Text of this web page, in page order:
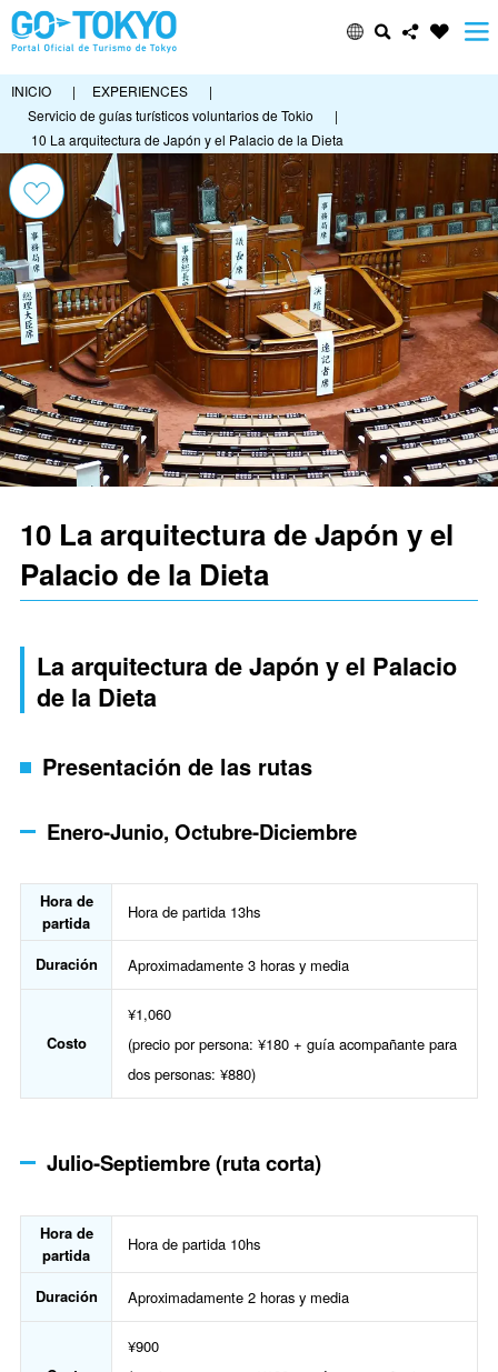
INICIO | EXPERIENCES
|
Servicio de guías turísticos voluntarios de Tokio
|
10 La arquitectura de Japón y el Palacio de la Dieta
10 La arquitectura de Japón y el
Palacio de la Dieta
La arquitectura de Japón y el Palacio
de la Dieta
Presentación de las rutas
Enero-Junio, Octubre-Diciembre
Hora de
partida
Hora de partida 13hs
Duración Aproximadamente 3 horas y media
Costo
¥1,060
(precio por persona: ¥180 + guía acompañante para
dos personas: ¥880)
Julio-Septiembre (ruta corta)
Hora de
partida
Hora de partida 10hs
Duración Aproximadamente 2 horas y media
¥900